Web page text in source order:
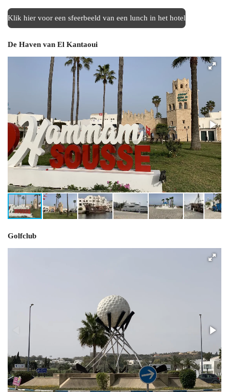
Klik hier voor een sfeerbeeld van een lunch in het hotel
De Haven van El Kantaoui
Golfclub